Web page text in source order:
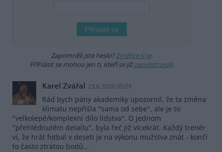
Zapomněli jste heslo?Změňte si je.
Přihlásit se mohou jen ti, kteří se jižzaregistrovali.
Karel Zvářal 23.6.2026 05:01
Rád bych pány akademiky upozornil, že ta změna
klimatu nepřišla "sama od sebe", ale je to
"velkolepé/komplexní dílo lidstva". O jednom
"přehlédnutém detailu", byla řeč již vícekrát. Každý trenér
ví, že hrát fotbal v deseti je na výkonu mužstva znát - končí
to často ztrátou bodů...